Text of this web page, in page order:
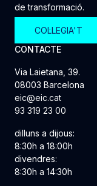
de transformació.
COL·LEGIA'T
CONTACTE
Via Laietana, 39.
08003 Barcelona
eic@eic.cat
93 319 23 00
dilluns a dijous:
8:30h a 18:00h
divendres:
8:30h a 14:30h